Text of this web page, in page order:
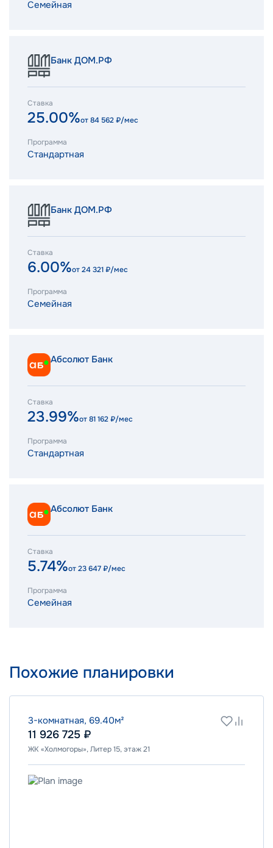
Семейная
Банк ДОМ.РФ
Ставка
25.00%от84 562₽/мес
Программа
Стандартная
Банк ДОМ.РФ
Ставка
6.00%от24 321₽/мес
Программа
Семейная
Абсолют Банк
Ставка
23.99%от81 162₽/мес
Программа
Стандартная
Абсолют Банк
Ставка
5.74%от23 647₽/мес
Программа
Семейная
Похожие планировки
3-комнатная, 69.40м²
11 926 725 ₽
ЖК «Холмогоры», Литер 15, этаж 21